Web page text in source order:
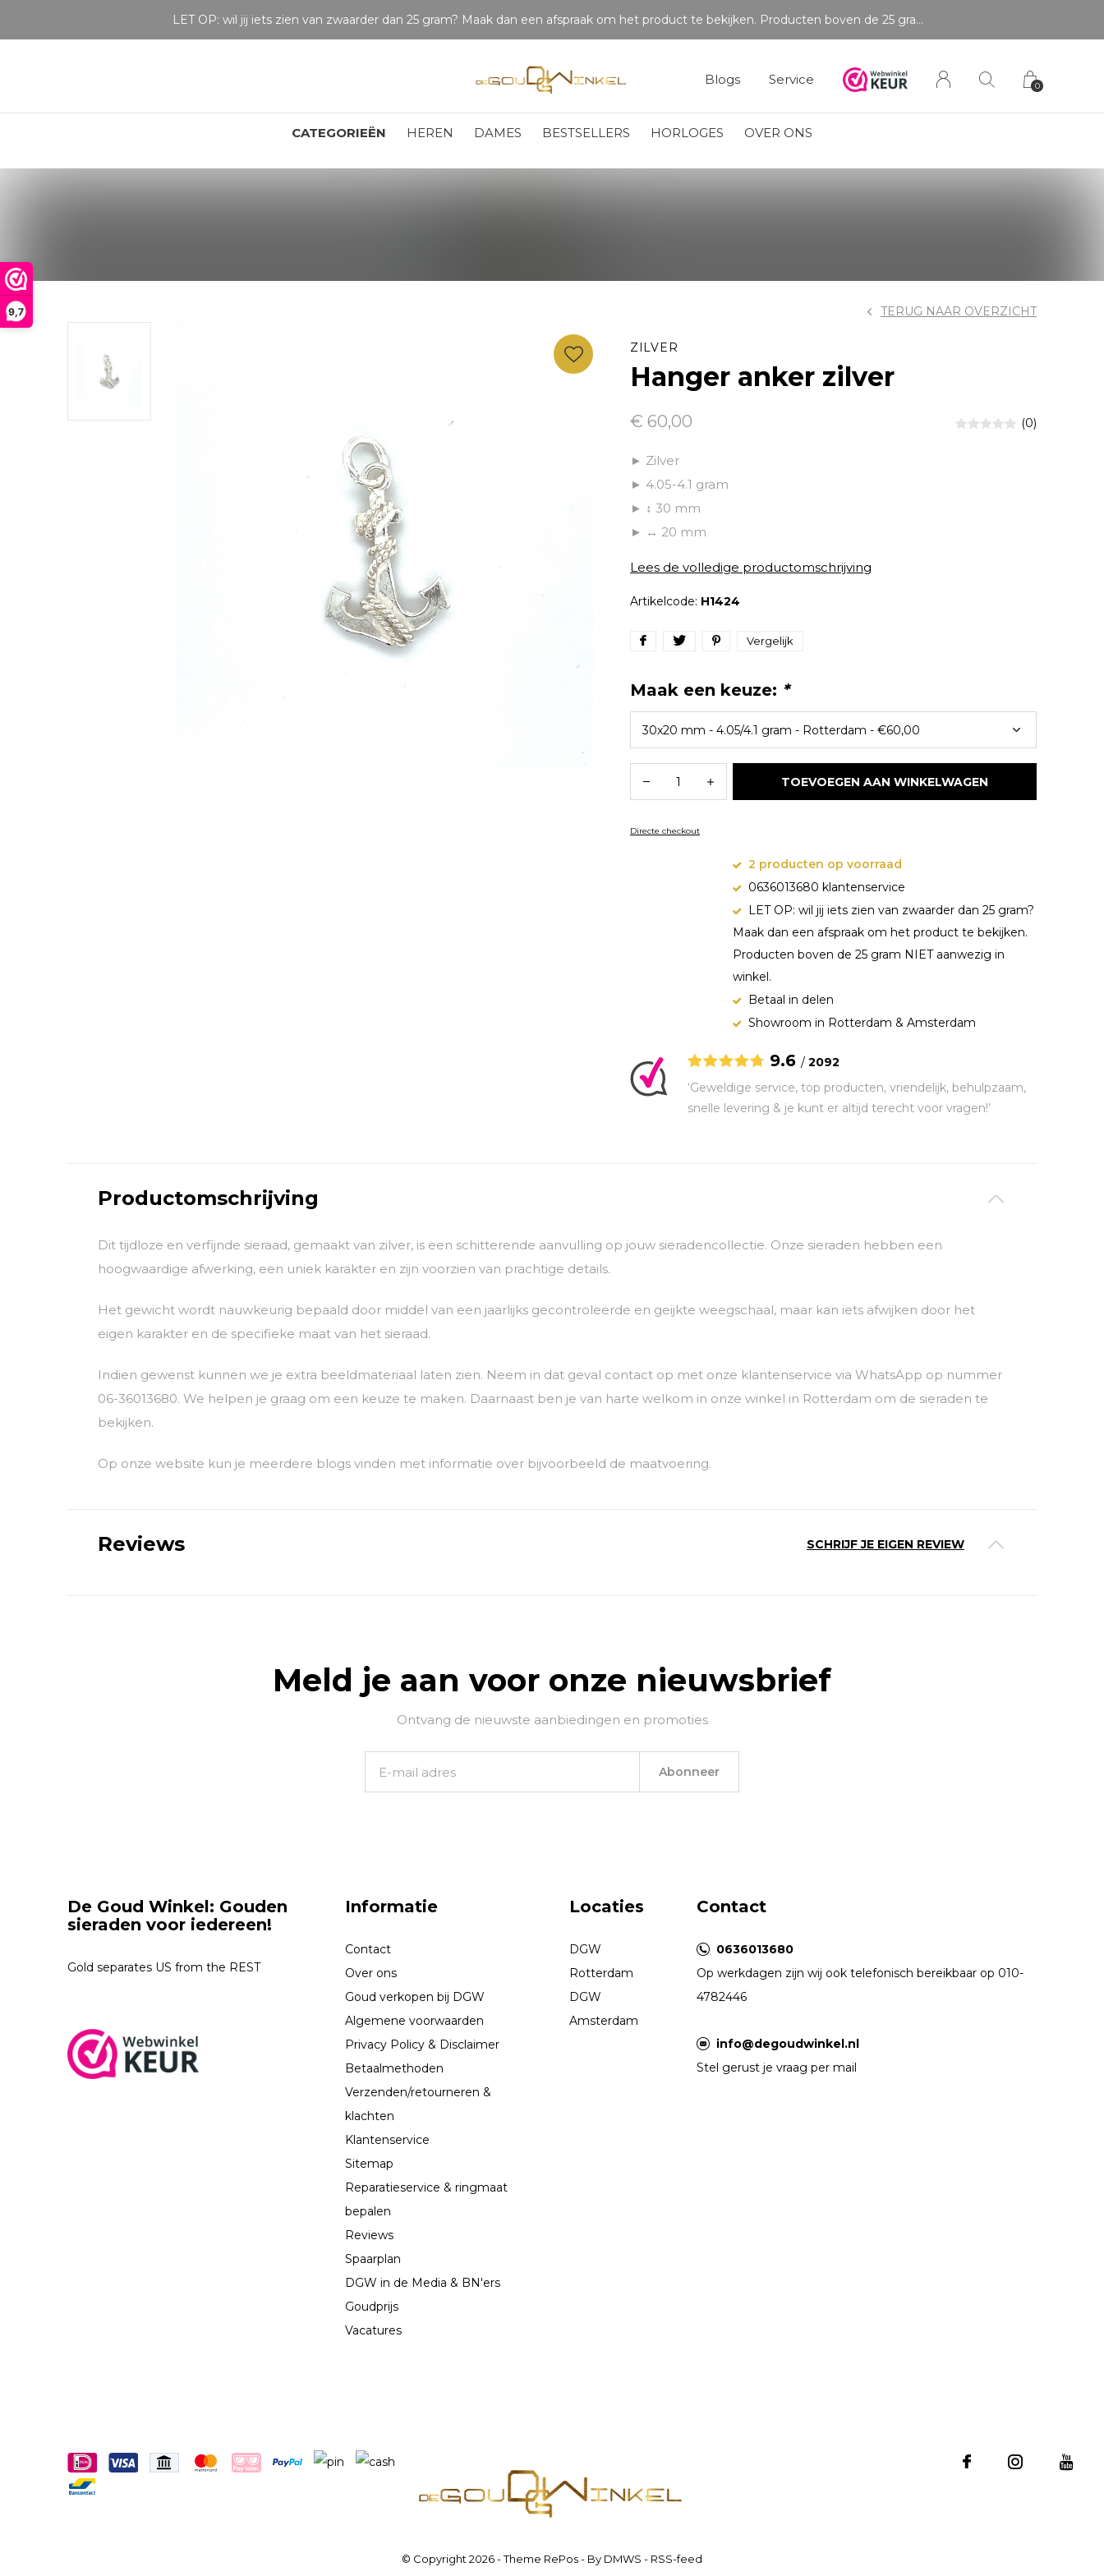
9,7
CATEGORIEËN HEREN DAMES BESTSELLERS HORLOGES OVER ONS
Blogs Service 0
LET OP: wil jij iets zien van zwaarder dan 25 gram? Maak dan een afspraak om het product te bekijken. Producten boven de 25 gram NIET aanwezig in winkel. Betaal in delen
ZILVER
Hanger anker zilver
TERUG NAAR OVERZICHT
€ 60,00 (0)
► Zilver
► 4.05-4.1 gram
► ↕ 30 mm
► ↔ 20 mm
Lees de volledige productomschrijving
Artikelcode: H1424
Vergelijk
Maak een keuze: *
TOEVOEGEN AAN WINKELWAGEN
Directe checkout
2 producten op voorraad
0636013680 klantenservice
LET OP: wil jij iets zien van zwaarder dan 25 gram?
Maak dan een afspraak om het product te bekijken.
Producten boven de 25 gram NIET aanwezig in
winkel.
Betaal in delen
Showroom in Rotterdam & Amsterdam
9.6 / 2092
‘Geweldige service, top producten, vriendelijk, behulpzaam,
snelle levering & je kunt er altijd terecht voor vragen!’
Productomschrijving
Dit tijdloze en verfijnde sieraad, gemaakt van zilver, is een schitterende aanvulling op jouw sieradencollectie. Onze sieraden hebben een
hoogwaardige afwerking, een uniek karakter en zijn voorzien van prachtige details.
Het gewicht wordt nauwkeurig bepaald door middel van een jaarlijks gecontroleerde en geijkte weegschaal, maar kan iets afwijken door het
eigen karakter en de specifieke maat van het sieraad.
Indien gewenst kunnen we je extra beeldmateriaal laten zien. Neem in dat geval contact op met onze klantenservice via WhatsApp op nummer
06-36013680. We helpen je graag om een keuze te maken. Daarnaast ben je van harte welkom in onze winkel in Rotterdam om de sieraden te
bekijken.
Op onze website kun je meerdere blogs vinden met informatie over bijvoorbeeld de maatvoering.
Reviews SCHRIJF JE EIGEN REVIEW
Meld je aan voor onze nieuwsbrief
Ontvang de nieuwste aanbiedingen en promoties
Abonneer
De Goud Winkel: Gouden
sieraden voor iedereen!
Gold separates US from the REST
Informatie
Contact
Over ons
Goud verkopen bij DGW
Algemene voorwaarden
Privacy Policy & Disclaimer
Betaalmethoden
Verzenden/retourneren &
klachten
Klantenservice
Sitemap
Reparatieservice & ringmaat
bepalen
Reviews
Spaarplan
DGW in de Media & BN'ers
Goudprijs
Vacatures
Locaties
DGW
Rotterdam
DGW
Amsterdam
Contact
0636013680
Op werkdagen zijn wij ook telefonisch bereikbaar op 010-
4782446
info@degoudwinkel.nl
Stel gerust je vraag per mail
© Copyright 2026- Theme RePos - By DMWS - RSS-feed